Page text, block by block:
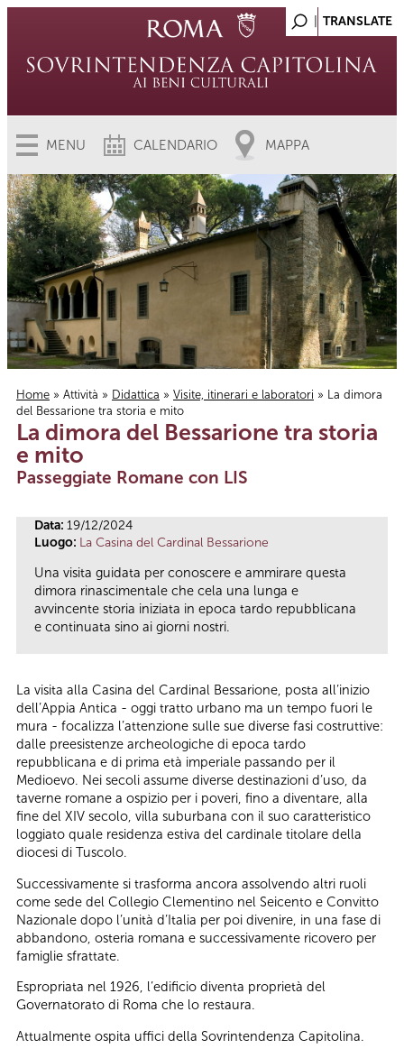
MENU CALENDARIO MAPPA
Tu sei qui
Home » Attività » Didattica » Visite, itinerari e laboratori » La dimora
del Bessarione tra storia e mito
La dimora del Bessarione tra storia
e mito
Passeggiate Romane con LIS
Data: 19/12/2024
Luogo: La Casina del Cardinal Bessarione
Una visita guidata per conoscere e ammirare questa
dimora rinascimentale che cela una lunga e
avvincente storia iniziata in epoca tardo repubblicana
e continuata sino ai giorni nostri.
La visita alla Casina del Cardinal Bessarione, posta all’inizio
dell’Appia Antica - oggi tratto urbano ma un tempo fuori le
mura - focalizza l’attenzione sulle sue diverse fasi costruttive:
dalle preesistenze archeologiche di epoca tardo
repubblicana e di prima età imperiale passando per il
Medioevo. Nei secoli assume diverse destinazioni d’uso, da
taverne romane a ospizio per i poveri, fino a diventare, alla
fine del XIV secolo, villa suburbana con il suo caratteristico
loggiato quale residenza estiva del cardinale titolare della
diocesi di Tuscolo.
Successivamente si trasforma ancora assolvendo altri ruoli
come sede del Collegio Clementino nel Seicento e Convitto
Nazionale dopo l’unità d’Italia per poi divenire, in una fase di
abbandono, osteria romana e successivamente ricovero per
famiglie sfrattate.
Espropriata nel 1926, l’edificio diventa proprietà del
Governatorato di Roma che lo restaura.
Attualmente ospita uffici della Sovrintendenza Capitolina.